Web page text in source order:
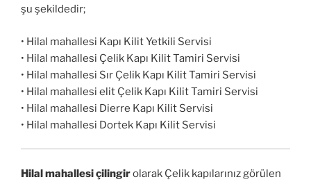
şu şekildedir;
• Hilal mahallesi Kapı Kilit Yetkili Servisi
• Hilal mahallesi Çelik Kapı Kilit Tamiri Servisi
• Hilal mahallesi Sır Çelik Kapı Kilit Tamiri Servisi
• Hilal mahallesi elit Çelik Kapı Kilit Tamiri Servisi
• Hilal mahallesi Dierre Kapı Kilit Servisi
• Hilal mahallesi Dortek Kapı Kilit Servisi
Hilal mahallesi çilingirolarak Çelik kapılarınız görülen